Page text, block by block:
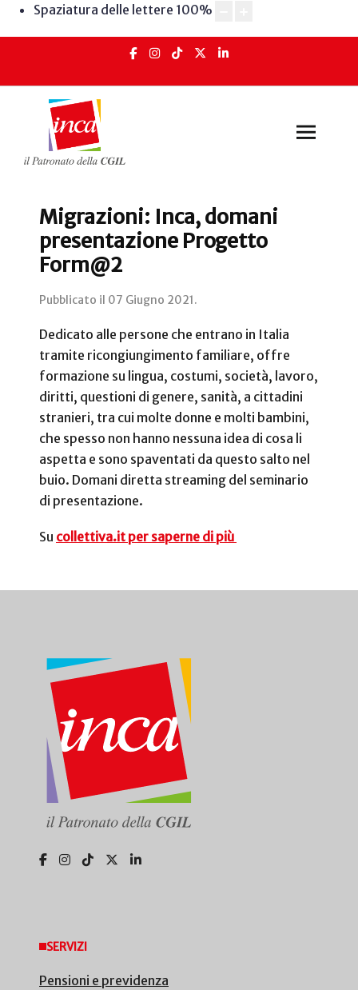
Spaziatura delle lettere 100%
Migrazioni: Inca, domani
presentazione Progetto
Form@2
Pubblicato il 07 Giugno 2021.
Dedicato alle persone che entrano in Italia
tramite ricongiungimento familiare, offre
formazione su lingua, costumi, società, lavoro,
diritti, questioni di genere, sanità, a cittadini
stranieri, tra cui molte donne e molti bambini,
che spesso non hanno nessuna idea di cosa li
aspetta e sono spaventati da questo salto nel
buio. Domani diretta streaming del seminario
di presentazione.
Su collettiva.it per saperne di più
SERVIZI
Pensioni e previdenza